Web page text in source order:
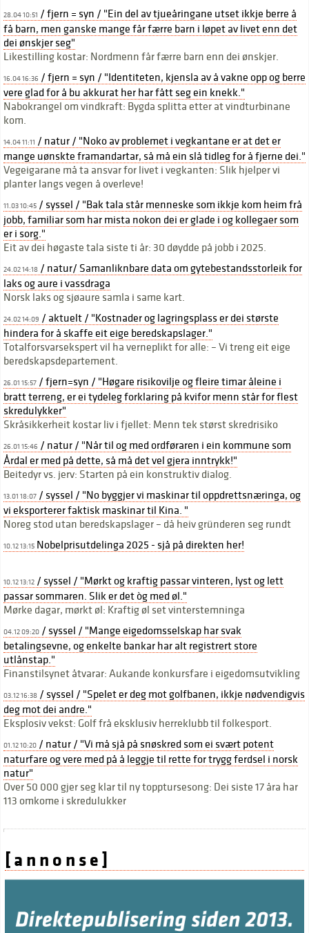
28.04 10:51 / fjern = syn / "Ein del av tjueåringane utset ikkje berre å
få barn, men ganske mange får færre barn i løpet av livet enn det
dei ønskjer seg"
Likestilling kostar: Nordmenn får færre barn enn dei ønskjer.
16.04 16:36 / fjern = syn / "Identiteten, kjensla av å vakne opp og berre
vere glad for å bu akkurat her har fått seg ein knekk."
Nabokrangel om vindkraft: Bygda splitta etter at vindturbinane
kom.
14.04 11:11 / natur / "Noko av problemet i vegkantane er at det er
mange uønskte framandartar, så må ein slå tidleg for å fjerne dei."
Vegeigarane må ta ansvar for livet i vegkanten: Slik hjelper vi
planter langs vegen å overleve!
11.03 10:45 / syssel / "Bak tala står menneske som ikkje kom heim frå
jobb, familiar som har mista nokon dei er glade i og kollegaer som
er i sorg."
Eit av dei høgaste tala siste ti år: 30 døydde på jobb i 2025.
24.02 14:18 / natur/ Samanliknbare data om gytebestandsstorleik for
laks og aure i vassdraga
Norsk laks og sjøaure samla i same kart.
24.02 14:09 / aktuelt / "Kostnader og lagringsplass er dei største
hindera for å skaffe eit eige beredskapslager."
Totalforsvarsekspert vil ha verneplikt for alle: – Vi treng eit eige
beredskapsdepartement.
26.01 15:57 / fjern=syn / "Høgare risikovilje og fleire timar åleine i
bratt terreng, er ei tydeleg forklaring på kvifor menn står for flest
skredulykker"
Skråsikkerheit kostar liv i fjellet: Menn tek størst skredrisiko
26.01 15:46 / natur / "Når til og med ordføraren i ein kommune som
Årdal er med på dette, så må det vel gjera inntrykk!"
Beitedyr vs. jerv: Starten på ein konstruktiv dialog.
13.01 18:07 / syssel / "No byggjer vi maskinar til oppdrettsnæringa, og
vi eksporterer faktisk maskinar til Kina. "
Noreg stod utan beredskapslager – då heiv gründeren seg rundt
10.12 13:15 Nobelprisutdelinga 2025 - sjå på direkten her!
10.12 13:12 / syssel / "Mørkt og kraftig passar vinteren, lyst og lett
passar sommaren. Slik er det òg med øl."
Mørke dagar, mørkt øl: Kraftig øl set vinterstemninga
04.12 09:20 / syssel / "Mange eigedomsselskap har svak
betalingsevne, og enkelte bankar har alt registrert store
utlånstap."
Finanstilsynet åtvarar: Aukande konkursfare i eigedomsutvikling
03.12 16:38 / syssel / "Spelet er deg mot golfbanen, ikkje nødvendigvis
deg mot dei andre."
Eksplosiv vekst: Golf frå eksklusiv herreklubb til folkesport.
01.12 10:20 / natur / "Vi må sjå på snøskred som ei svært potent
naturfare og vere med på å leggje til rette for trygg ferdsel i norsk
natur"
Over 50 000 gjer seg klar til ny topptursesong: Dei siste 17 åra har
113 omkome i skredulukker
[ a n n o n s e ]